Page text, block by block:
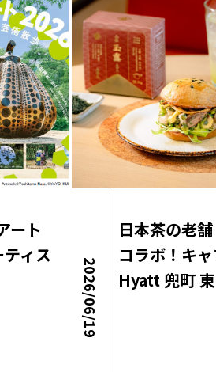
ート
ィス
2026/06/19
日本茶の老
コラボ！キ
Hyatt 兜町